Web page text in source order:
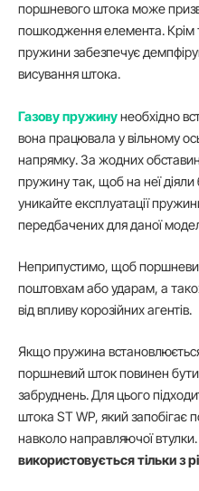
поршневого штока може
пошкодження елемента. Крім
пружини забезпечує
висування штока.
Газову пружинунеобхідно
вона працювала у вільному
напрямку. За жодних
пружину так, щоб на неї діяли
уникайте експлуатації
передбачених для даної
Неприпустимо, щоб
поштовхам або ударам, а
від впливу корозійних агентів.
Якщо пружина
поршневий шток повинен
забруднень. Для цього
штока ST WP, який запобігає
навколо направляючої втулки.
використовується тільки з